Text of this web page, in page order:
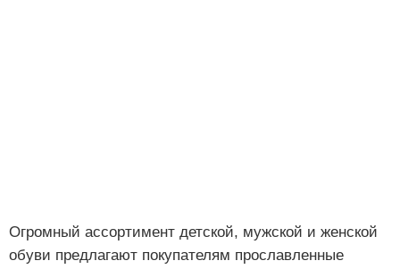
Огромный ассортимент детской, мужской и женской
обуви предлагают покупателям прославленные